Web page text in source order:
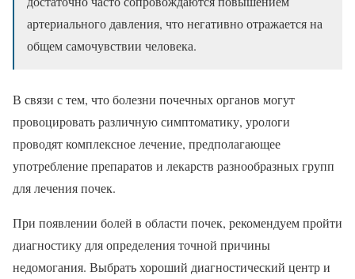
артериального давления, что негативно отражается на
общем самочувствии человека.
В связи с тем, что болезни почечных органов могут
провоцировать различную симптоматику, урологи
проводят комплексное лечение, предполагающее
употребление препаратов и лекарств разнообразных групп
для лечения почек.
При появлении болей в области почек, рекомендуем пройти
диагностику для определения точной причины
недомогания. Выбрать хороший диагностический центр и